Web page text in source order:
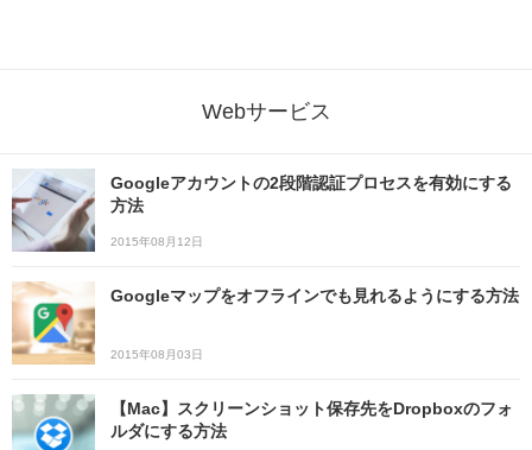
Webサービス
Googleアカウントの2段階認証プロセスを有効にする
方法
2015年08月12日
Googleマップをオフラインでも見れるようにする方法
2015年08月03日
【Mac】スクリーンショット保存先をDropboxのフォ
ルダにする方法